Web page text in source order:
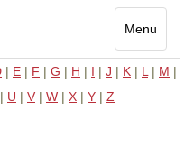
Menu
Toggle
| E | F | G | H | I | J | K | L | M |
| U | V | W | X | Y | Z